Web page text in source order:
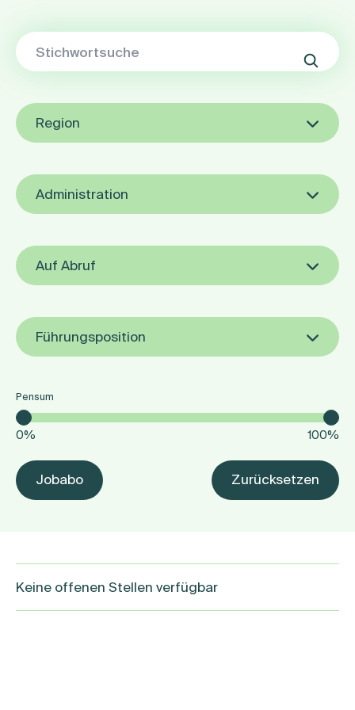
Region
Administration
Auf Abruf
Führungsposition
Pensum
0 100
Jobabo Zurücksetzen
Keine offenen Stellen verfügbar